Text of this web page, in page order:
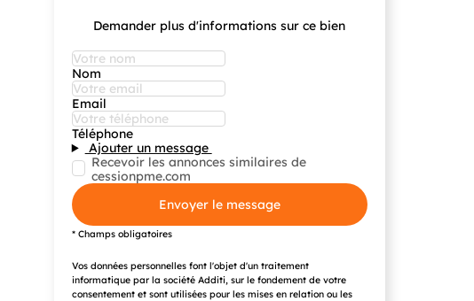
Demander plus d'informations sur ce bien
Nom
Email
Téléphone
Ajouter un message
Recevoir les annonces similaires de
cessionpme.com
Envoyer le message
* Champs obligatoires
Vos données personnelles font l'objet d'un traitement
informatique par la société Additi, sur le fondement de votre
consentement et sont utilisées pour les mises en relation ou les